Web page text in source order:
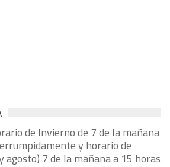
de Invierno de 7 de la mañana
y horario de
agosto) 7 de la mañana a 15 horas